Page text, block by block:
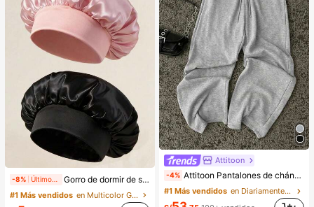
-8% Últimos 2 días Gorro de dormir de satén de seda, adecuado para cabello largo, trenzas, rastas y cabello rizado. Suave, unisex y disponible en múltiples colores. Perfecto para el cuidado del cabello durante la noche, uso en el baño y viajes.
#1 Más vendidos
en Multicolor Gorros para el pelo para mujer
Attitoon
-4% Attitoon Pantalones de chándal casuales de cintura baja y pierna recta para mujer, pantalones de chándal grises, casual, estilo Y2K
#1 Más vendidos
en Diariamente Pantalones de chándal de mujer